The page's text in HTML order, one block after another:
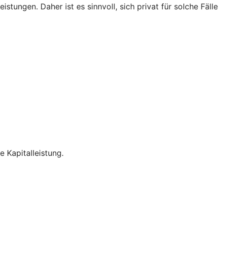
Daher ist es sinnvoll, sich privat für solche Fälle
Kapitalleistung.